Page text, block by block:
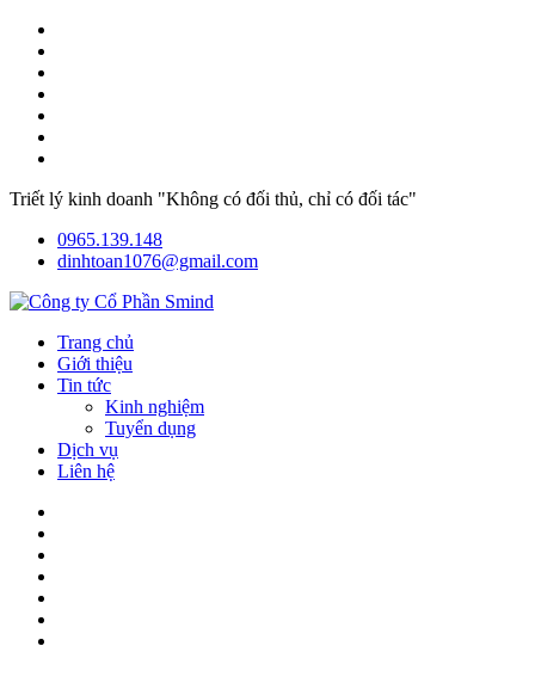
Triết lý kinh doanh "Không có đối thủ, chỉ có đối tác"
0965.139.148
dinhtoan1076@gmail.com
Trang chủ
Giới thiệu
Tin tức
Kinh nghiệm
Tuyển dụng
Dịch vụ
Liên hệ